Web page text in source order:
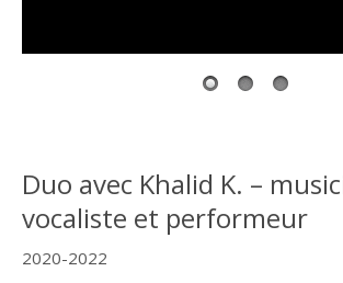
Duo avec Khalid K. –
vocaliste et performeur
2020-2022